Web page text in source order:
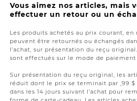
Vous aimez nos articles, mais
effectuer un retour ou un
Les produits achetés au prix courant, en
peuvent être retournés ou échangés
l’achat, sur présentation du reçu
sont effectués sur le mode de
Sur présentation du reçu original, les
réduit dont le prix se terminait par ,99
dans les 14 jours suivant l’achat pour